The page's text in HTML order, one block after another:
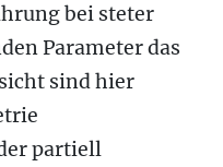
bei steter
Parameter das
sind hier
partiell